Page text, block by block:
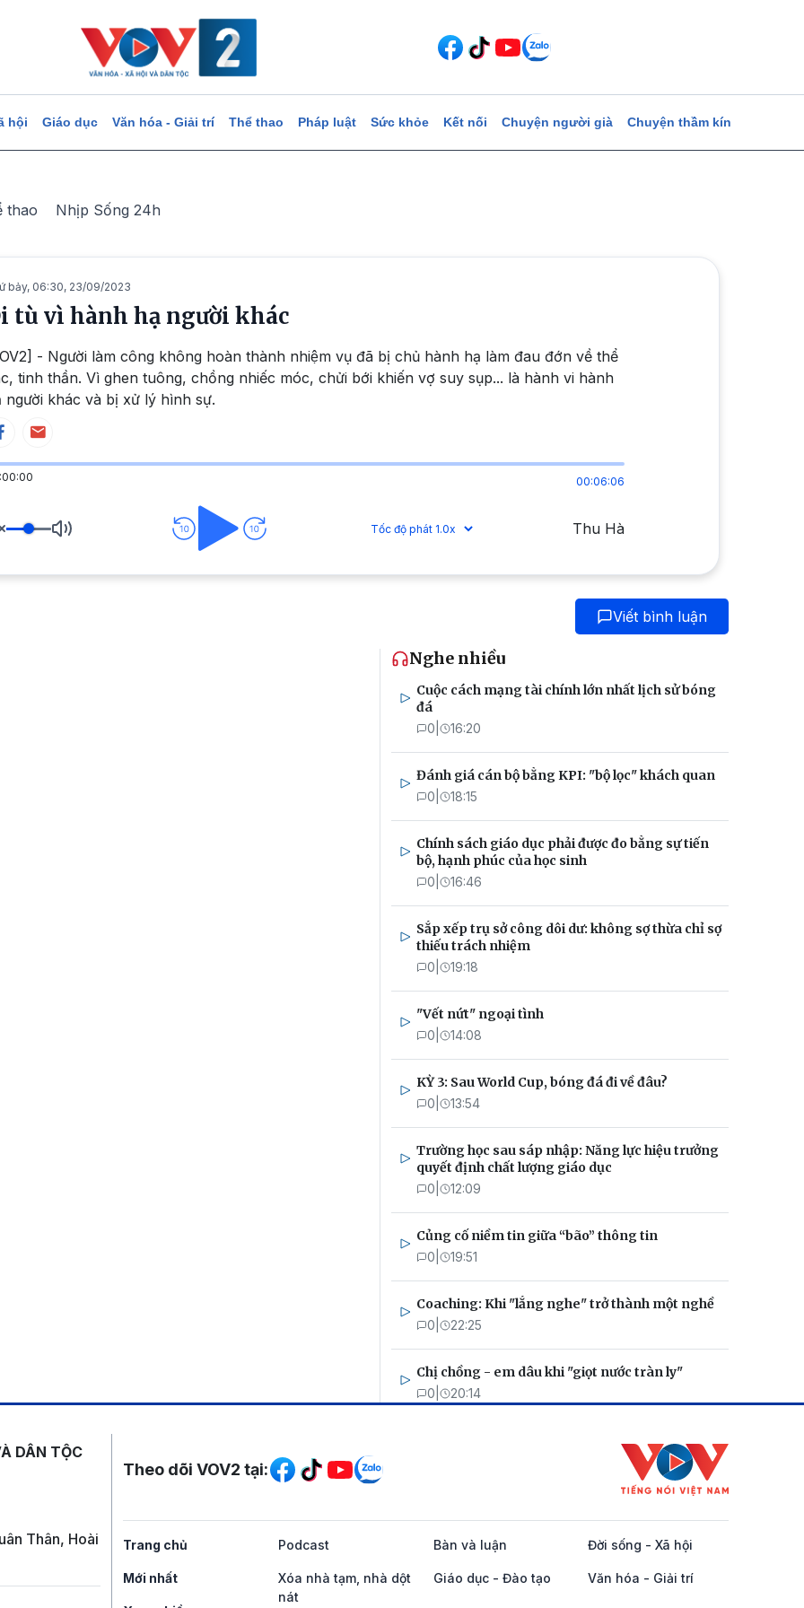
hội Giáo dục Văn hóa - Giải trí Thể thao Pháp luật Sức khỏe Kết nối Chuyện người già Chuyện thầm kín
thao Nhịp Sống 24h
bảy, 06:30, 23/09/2023
tù vì hành hạ người khác
- Người làm công không hoàn thành nhiệm vụ đã bị chủ hành hạ làm đau đớn về thể
tinh thần. Vì ghen tuông, chồng nhiếc móc, chửi bới khiến vợ suy sụp... là hành vi hành
người khác và bị xử lý hình sự.
00:06:06
Thu Hà
Viết bình luận
Nghe nhiều
Cuộc cách mạng tài chính lớn nhất lịch sử bóng
đá
0 16:20
Đánh giá cán bộ bằng KPI: "bộ lọc" khách quan
0 18:15
Chính sách giáo dục phải được đo bằng sự tiến
bộ, hạnh phúc của học sinh
0 16:46
Sắp xếp trụ sở công dôi dư: không sợ thừa chỉ sợ
thiếu trách nhiệm
0 19:18
"Vết nứt" ngoại tình
0 14:08
KỲ 3: Sau World Cup, bóng đá đi về đâu?
0 13:54
Trường học sau sáp nhập: Năng lực hiệu trưởng
quyết định chất lượng giáo dục
0 12:09
Củng cố niềm tin giữa “bão” thông tin
0 19:51
Coaching: Khi "lắng nghe" trở thành một nghề
0 22:25
Chị chồng - em dâu khi "giọt nước tràn ly"
0 20:14
DÂN TỘC
Thân, Hoài
Mạng xã hội
Theo dõi VOV2 tại:
Trang chủ
Mới nhất
Podcast Bàn và luận Đời sống - Xã hội
Xóa nhà tạm, nhà dột
nát
Giáo dục - Đào tạo Văn hóa - Giải trí